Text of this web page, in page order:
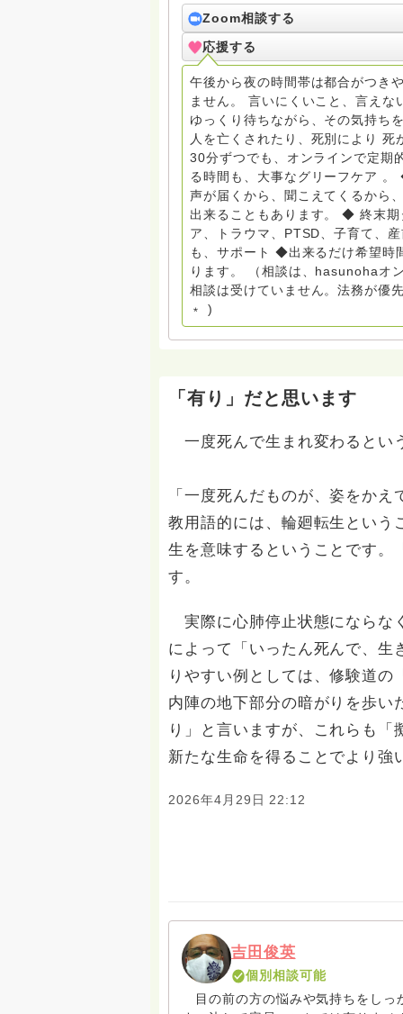
記、行政相談員、女性支援員、小
◆一般社団法人『グリーフケアとも
2回開催（大阪駅前第3ビル） 14：00〜，18：00〜 お問い合わせ申込⬇️こちらから
griefcare.tomoshibi@icloud.com ＊この活動は皆さまのご支援により支えられております。
ご協力をよろしくお願いします。 ゆうちょ銀行 口座番号 普通408-6452769 一般社団法人グ
リーフケアともしび ◆『ビハーラサロン おしゃべりカフェひだまり』 ビハーラ和歌山代表
居場所運営 問い合わせ申込⬇️こちらから
ピュイエ 所属 （Gender Equity 誰
DV・女性支援 ◆認定NPO京都自死自殺相談センターSotto 元グリーフサポート委員長
（2018〜2024） ◆保育士.幼稚園教諭.小学校教諭. レクリエーションインストラクター.中学
校DV授業 10年間 保育 教育の現場
があれば 幸いです。 いつも あなたとともに。南無阿弥陀仏 ここでは、宗旨を問いません。
まずは、ひとりで抱え込まないで
miehimeyo@gmail.com ※時間を割いて、あなたに向き合っています。 ですので、過去の質
問へのお返事がない方には、応え
援も宜しくお願いします。 ※個別相談は、hasunohaオンライン相談より受け付けています。
お寺への いきなりの電話相談は受
さい。 法務を優先させてください。
Zoom相談する
応援する
午後から夜の時間帯は都合がつき
ません。 言いにくいこと、言えな
ゆっくり待ちながら、その気持ち
人を亡くされたり、死別により 死
30分ずつでも、オンラインで定期
る時間も、大事なグリーフケア
声が届くから、聞こえてくるから
出来ることもあります。 ◆ 終末期
ア、トラウマ、PTSD、子育て、
も、サポート ◆出来るだけ希望時
ります。 （相談は、hasunohaオ
相談は受けていません。法務が優
﹡ )
「有り」だと思います
一度死んで生まれ変わるとい
「一度死んだものが、姿をか
教用語的には、輪廻転生という
生を意味するということです
す。
実際に心肺停止状態にならな
によって「いったん死んで、生
りやすい例としては、修験道
内陣の地下部分の暗がりを歩い
り」と言いますが、これらも「
新たな生命を得ることでより強
2026年4月29日 22:12
吉田俊英
個別相談可能
目の前の方の悩みや気持ちをしっ